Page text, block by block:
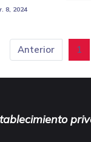
8, 2024
Anterior 1